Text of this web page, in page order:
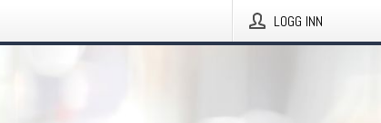
LOGG INN